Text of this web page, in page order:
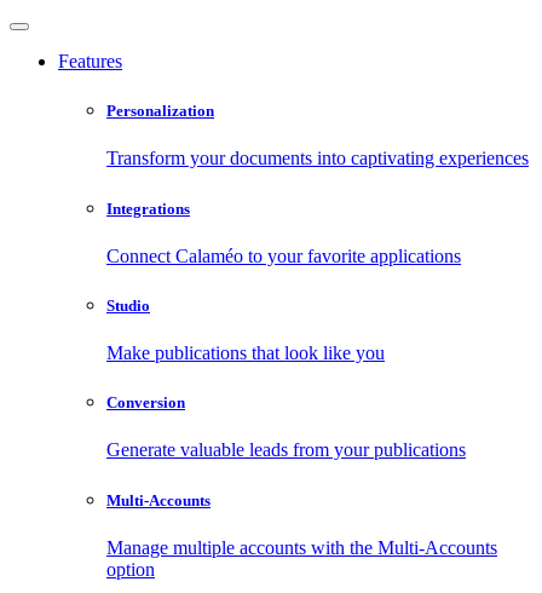
Features
Personalization
Transform your documents into captivating experiences
Integrations
Connect Calaméo to your favorite applications
Studio
Make publications that look like you
Conversion
Generate valuable leads from your publications
Multi-Accounts
Manage multiple accounts with the Multi-Accounts
option